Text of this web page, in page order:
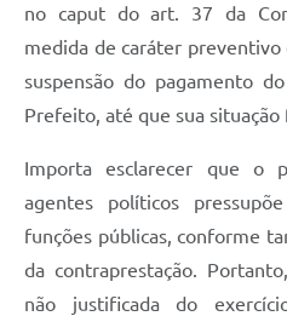
no caput do art. 37 da
medida de caráter
suspensão do pagamento
Prefeito, até que sua situação
Importa esclarecer que o
agentes políticos
funções públicas, conforme
da contraprestação.
não justificada do